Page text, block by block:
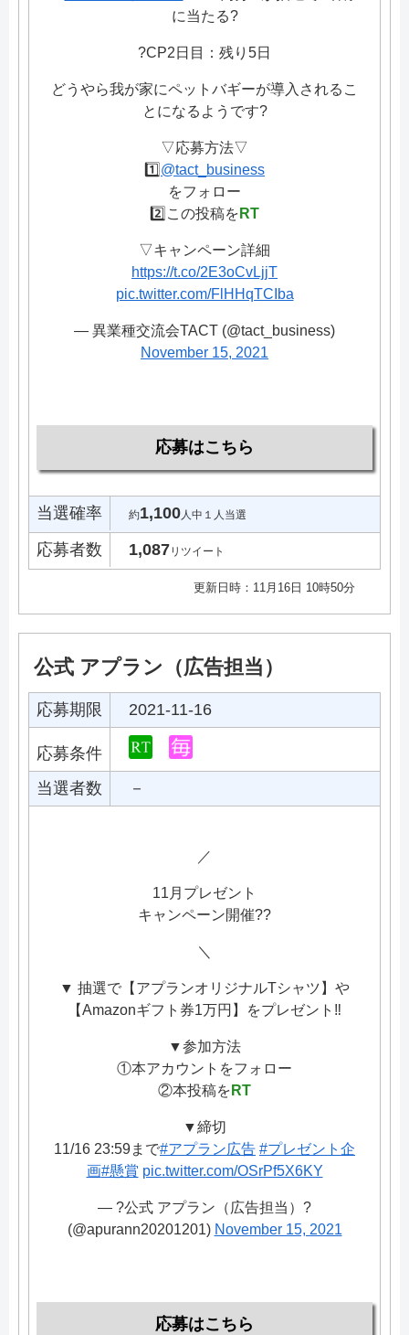
に当たる?
?️CP2日目：残り5日
どうやら我が家にペットバギーが導入されるこ
とになるようです?
▽応募方法▽
1️⃣ @tact_business
をフォロー
2️⃣この投稿を RT
▽キャンペーン詳細
https://t.co/2E3oCvLjjT
pic.twitter.com/FlHHqTCIba
— 異業種交流会TACT (@tact_business)
November 15, 2021
応募はこちら
当選確率 約1,100人中１人当選
応募者数 1,087リツイート
更新日時：11月16日 10時50分
公式 アプラン（広告担当）
応募期限 2021-11-16
応募条件
当選者数
－
／
11月プレゼント
キャンペーン開催??
＼
▼ 抽選で【アプランオリジナルTシャツ】や
【Amazonギフト券1万円】をプレゼント‼️
▼参加方法
①本アカウントをフォロー
②本投稿を RT
▼締切
11/16 23:59まで#アプラン広告 #プレゼント企
画#懸賞 pic.twitter.com/OSrPf5X6KY
— ?公式 アプラン（広告担当）?
(@apurann20201201) November 15, 2021
応募はこちら